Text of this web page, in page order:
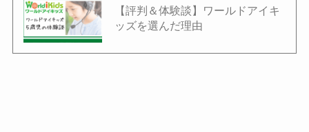
【評判＆体験談】ワールドアイキ
ッズを選んだ理由